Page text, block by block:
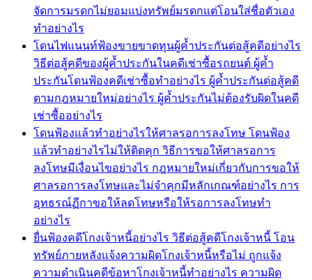
จัดการมรดกไม่ยอมแบ่งทรัพย์มรดกแต่โอนใส่ชื่อตัวเอง
ทำอย่างไร
โดนไฟแนนท์ฟ้องขายขาดทุนผู้ค้ำประกันต่อสู้คดีอย่างไร
วิธีต่อสู้คดีของผู้ค้ำประกันในคดีเช่าซื้อรถยนต์ ผู้ค้ำ
ประกันโดนฟ้องคดีเช่าซื้อทำอย่างไร ผู้ค้ำประกันต่อสู้คดี
ตามกฎหมายใหม่อย่างไร ผู้ค้ำประกันไม่ต้องรับผิดในคดี
เช่าซื้ออย่างไร
โดนฟ้องแล้วทำอย่างไรให้ศาลรอการลงโทษ โดนฟ้อง
แล้วทำอย่างไรไม่ให้ติดคุก วิธีการขอให้ศาลรอการ
ลงโทษมีเงื่อนไขอย่างไร กฎหมายใหม่เกี่ยวกับการขอให้
ศาลรอการลงโทษและไม่จำคุกมีหลักเกณฑ์อย่างไร การ
อุทธรณ์ฏีกาขอให้ลดโทษหรือให้รอการลงโทษทำ
อย่างไร
ยื่นฟ้องคดีโกงเจ้าหนี้อย่างไร วิธีต่อสู้คดีโกงเจ้าหนี้ โอน
ทรัพย์ภายหลังแจ้งความผิดโกงเจ้าหนี้หรือไม่ ถูกแจ้ง
ความดำเนินคดีข้อหาโกงเจ้าหนี้ทำอย่างไร ความผิด